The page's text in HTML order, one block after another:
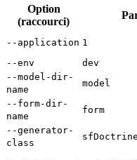
Option
(raccourci)
--application 1
--env dev
--model-dir-
name
model
--form-dir-
name
form
--generator-
class